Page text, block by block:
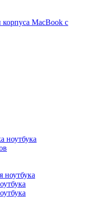
корпуса MacBook с
ноутбука
ноутбука